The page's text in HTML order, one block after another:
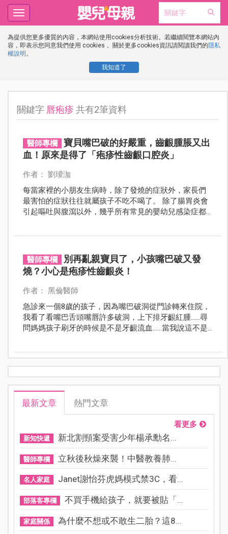
為提供您更多優質的內容，本網站使用cookies分析技術。若繼續閱覽本網站內
容，即表示您同意我們使用 cookies， 關於更多cookies資訊請閱讀我們的隱私
權說明 。
我知道了
Toggle
navigation
關鍵字 唇疱疹 共有2筆資料
醫師專欄
寶貝嘴巴破的好嚴重，齒齦腫脹又出
血！原來是得了「疱疹性齒齦口腔炎」
作者： 劉璦泇
每當家裡的小朋友生病時，除了發燒的症狀外，家長們
最害怕的症狀往往就屬孩子不吃不喝了。 除了腸胃炎會
引起嘔吐與腹瀉以外，幾乎所有常見的嬰幼兒感染症都
醫師專欄
別再亂親寶貝了，小孩嘴巴破又發
燒？小心是疱疹性齒齦炎！
作者： 黑倫醫師
急診來一個8歲的孩子，因為嘴巴破洞從門診轉來住院，
我看了看嘴巴舌頭嘴唇許多破洞，上下排牙齦紅腫……尋
問媽媽孩子刷牙的時候是不是牙齦流血……當我說這不是
最新文章 熱門文章
看更多
新知快遞 新北割頸案受害少年楊承勳名...
醫師專欄 立秋後秋燥來襲！中醫教養肺...
名人家庭 Janet謝怡芬虎媽模式禁3C，看...
部落客專欄 不買手機給孩子，就要被貼「...
家庭關係 為什麼不想或不敢生二胎？這8...